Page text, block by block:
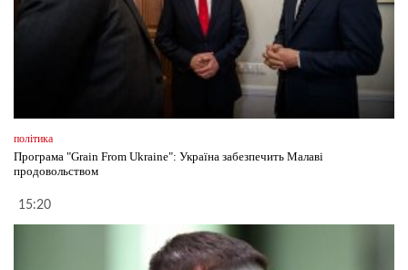
політика
Програма "Grain From Ukraine": Україна забезпечить Малаві
продовольством
15:20